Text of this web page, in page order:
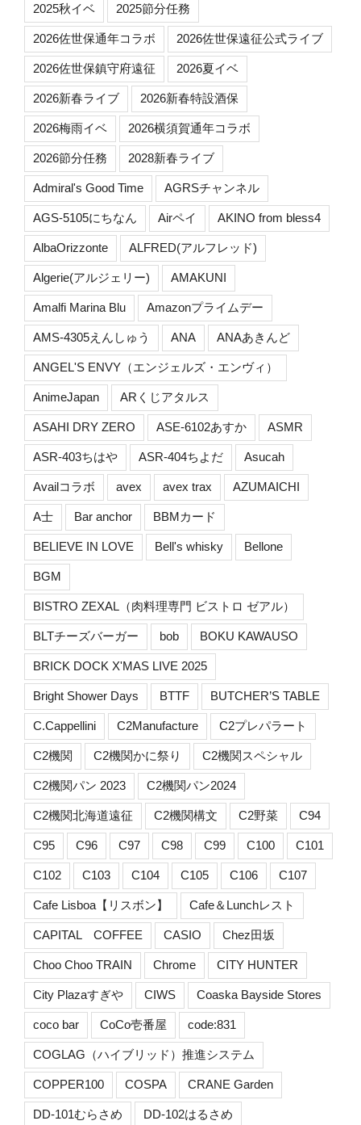
2025秋イベ 2025節分任務
2026佐世保通年コラボ 2026佐世保遠征公式ライブ
2026佐世保鎮守府遠征 2026夏イベ
2026新春ライブ 2026新春特設酒保
2026梅雨イベ 2026横須賀通年コラボ
2026節分任務 2028新春ライブ
Admiral's Good Time AGRSチャンネル
AGS-5105にちなん Airペイ AKINO from bless4
AlbaOrizzonte ALFRED(アルフレッド)
Algerie(アルジェリー) AMAKUNI
Amalfi Marina Blu Amazonプライムデー
AMS-4305えんしゅう ANA ANAあきんど
ANGEL'S ENVY（エンジェルズ・エンヴィ）
AnimeJapan ARくじアタルス
ASAHI DRY ZERO ASE-6102あすか ASMR
ASR-403ちはや ASR-404ちよだ Asucah
Availコラボ avex avex trax AZUMAICHI
A士 Bar anchor BBMカード
BELIEVE IN LOVE Bell's whisky Bellone
BGM
BISTRO ZEXAL（肉料理専門 ビストロ ゼアル）
BLTチーズバーガー bob BOKU KAWAUSO
BRICK DOCK X'MAS LIVE 2025
Bright Shower Days BTTF BUTCHER’S TABLE
C.Cappellini C2Manufacture C2プレパラート
C2機関 C2機関かに祭り C2機関スペシャル
C2機関パン 2023 C2機関パン2024
C2機関北海道遠征 C2機関構文 C2野菜 C94
C95 C96 C97 C98 C99 C100 C101
C102 C103 C104 C105 C106 C107
Cafe Lisboa【リスボン】 Cafe＆Lunchレスト
CAPITAL COFFEE CASIO Chez田坂
Choo Choo TRAIN Chrome CITY HUNTER
City Plazaすぎや CIWS Coaska Bayside Stores
coco bar CoCo壱番屋 code:831
COGLAG（ハイブリッド）推進システム
COPPER100 COSPA CRANE Garden
DD-101むらさめ DD-102はるさめ